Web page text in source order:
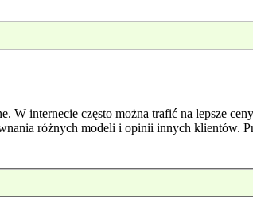
W internecie często można trafić na lepsze
różnych modeli i opinii innych klientów.